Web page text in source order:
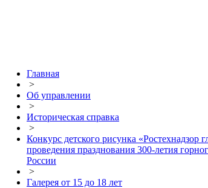
Главная
>
Об управлении
>
Историческая справка
>
Конкурс детского рисунка «Ростехнадзор
проведения празднования 300-летия
России
>
Галерея от 15 до 18 лет